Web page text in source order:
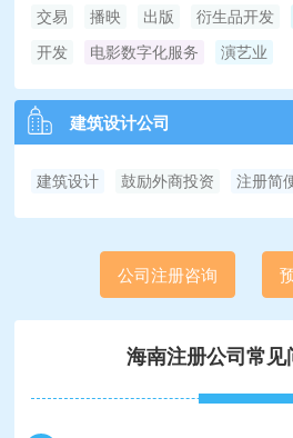
交易
播映 出版 衍生品开发
开发
电影数字化服务 演艺业
建筑设计公司
建筑设计 鼓励外商投资 注册简
公司注册咨询
海南注册公司常